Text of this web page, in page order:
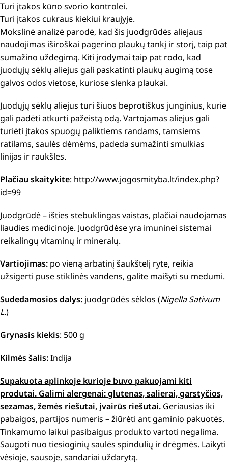
Turi įtakos kūno svorio kontrolei.
Turi įtakos cukraus kiekiui kraujyje.
Mokslinė analizė parodė, kad šis juodgrūdės aliejaus
naudojimas iširoškai pagerino plaukų tankį ir storį, taip pat
sumažino uždegimą. Kiti įrodymai taip pat rodo, kad
juodųjų sėklų aliejus gali paskatinti plaukų augimą tose
galvos odos vietose, kuriose slenka plaukai.
Juodųjų sėklų aliejus turi šiuos beprotiškus junginius, kurie
gali padėti atkurti pažeistą odą. Vartojamas aliejus gali
turiėti įtakos spuogų paliktiems randams, tamsiems
ratilams, saulės dėmėms, padeda sumažinti smulkias
linijas ir raukšles.
Plačiau skaitykite: http://www.jogosmityba.lt/index.php?
id=99
Juodgrūdė – išties stebuklingas vaistas, plačiai naudojamas
liaudies medicinoje. Juodgrūdėse yra imuninei sistemai
reikalingų vitaminų ir mineralų.
Vartiojimas: po vieną arbatinį šaukštelį ryte, reikia
užsigerti puse stiklinės vandens, galite maišyti su medumi.
Sudedamosios dalys: juodgrūdės sėklos (Nigella Sativum
L.)
Grynasis kiekis: 500 g
Kilmės šalis:Indija
Supakuota aplinkoje kurioje buvo pakuojami kiti
produtai. Galimi alergenai: glutenas, salierai, garstyčios,
sezamas, žemės riešutai, įvairūs riešutai. Geriausias iki
pabaigos, partijos numeris – žiūrėti ant gaminio pakuotės.
Tinkamumo laikui pasibaigus produkto vartoti negalima.
Saugoti nuo tiesioginių saulės spindulių ir drėgmės. Laikyti
vėsioje, sausoje, sandariai uždarytą.